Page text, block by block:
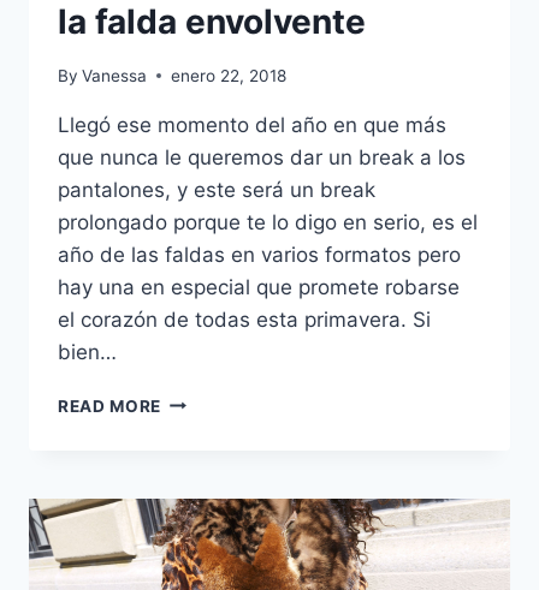
la falda envolvente
By Vanessa enero 22, 2018
Llegó ese momento del año en que más
que nunca le queremos dar un break a los
pantalones, y este será un break
prolongado porque te lo digo en serio, es el
año de las faldas en varios formatos pero
hay una en especial que promete robarse
el corazón de todas esta primavera. Si
bien…
READ MORE TENDENCIA:
QUERRÁS
USAR
ESTE
VERANO,